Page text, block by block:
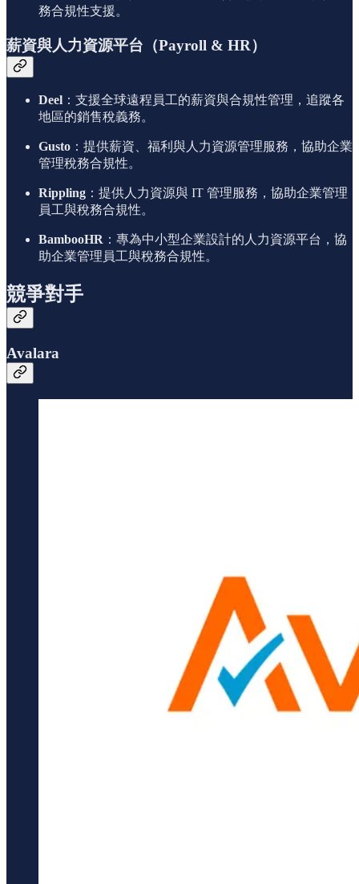
務合規性支援。
薪資與人力資源平台（Payroll & HR）
Deel ：支援全球遠程員工的薪資與合規性管理，追蹤各
地區的銷售稅義務。
Gusto ：提供薪資、福利與人力資源管理服務，協助企業
管理稅務合規性。
Rippling ：提供人力資源與 IT 管理服務，協助企業管理
員工與稅務合規性。
BambooHR ：專為中小型企業設計的人力資源平台，協
助企業管理員工與稅務合規性。
競爭對手
Avalara